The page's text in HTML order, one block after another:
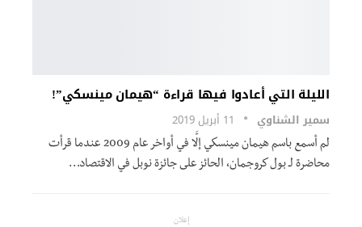
الليلة التي أعادوا فيها قراءة “هيمان مينسكي”!
سمير الشناوي 11 أبريل 2019
لم أسمع باسم هيمان مينسكي إلَّا في أواخر عام 2009 عندما قرأت
محاضرة لـ بول كروجمان، الحائز على جائزة نوبل في الاقتصاد…
إعلان